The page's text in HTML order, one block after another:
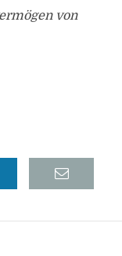
von